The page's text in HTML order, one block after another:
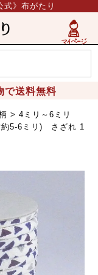
式》布がたり
で送料無料
4ミリ～6ミリ
約5-6ミリ) さざれ 1